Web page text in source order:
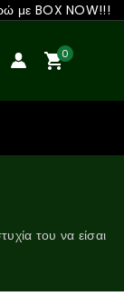
με BOX NOW!!!
0
του να είσαι